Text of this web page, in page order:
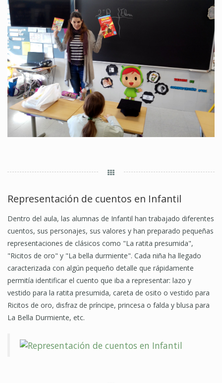
Representación de cuentos en Infantil
Dentro del aula, las alumnas de Infantil han trabajado diferentes
cuentos, sus personajes, sus valores y han preparado pequeñas
representaciones de clásicos como "La ratita presumida",
"Ricitos de oro" y "La bella durmiente". Cada niña ha llegado
caracterizada con algún pequeño detalle que rápidamente
permitía identificar el cuento que iba a representar: lazo y
vestido para la ratita presumida, careta de osito o vestido para
Ricitos de oro, disfraz de príncipe, princesa o falda y blusa para
La Bella Durmiente, etc.